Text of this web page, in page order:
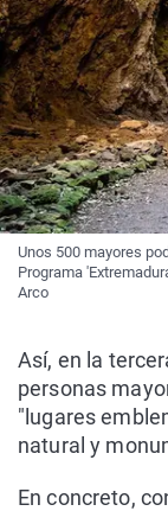
Unos 500 mayores
Programa
Arco
Así, en la
personas
"lugares
natural y
En concreto,